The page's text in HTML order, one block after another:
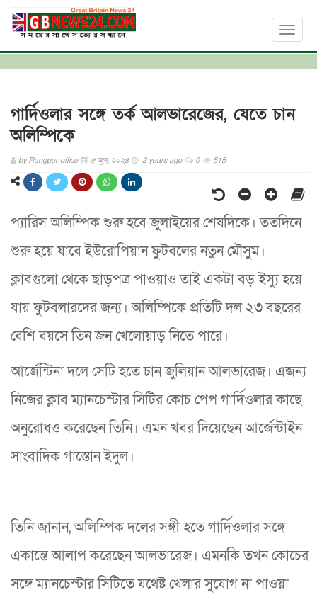
Toggle
গার্দিওলার সঙ্গে তর্ক আলভারেজের, যেতে চান
অলিম্পিকে
byRangpur office ৫ জুন, ২০২৪ 2 years ago 0 515
প্যারিস অলিম্পিক শুরু হবে জুলাইয়ের শেষদিকে। ততদিনে
শুরু হয়ে যাবে ইউরোপিয়ান ফুটবলের নতুন মৌসুম।
ক্লাবগুলো থেকে ছাড়পত্র পাওয়াও তাই একটা বড় ইস্যু হয়ে
যায় ফুটবলারদের জন্য। অলিম্পিকে প্রতিটি দল ২৩ বছরের
বেশি বয়সে তিন জন খেলোয়াড় নিতে পারে।
আর্জেন্টিনা দলে সেটি হতে চান জুলিয়ান আলভারেজ। এজন্য
নিজের ক্লাব ম্যানচেস্টার সিটির কোচ পেপ গার্দিওলার কাছে
অনুরোধও করেছেন তিনি। এমন খবর দিয়েছেন আর্জেন্টাইন
সাংবাদিক গাস্তোন ইদুল।
তিনি জানান, অলিম্পিক দলের সঙ্গী হতে গার্দিওলার সঙ্গে
একান্তে আলাপ করেছেন আলভারেজ। এমনকি তখন কোচের
সঙ্গে ম্যানচেস্টার সিটিতে যথেষ্ট খেলার সুযোগ না পাওয়া